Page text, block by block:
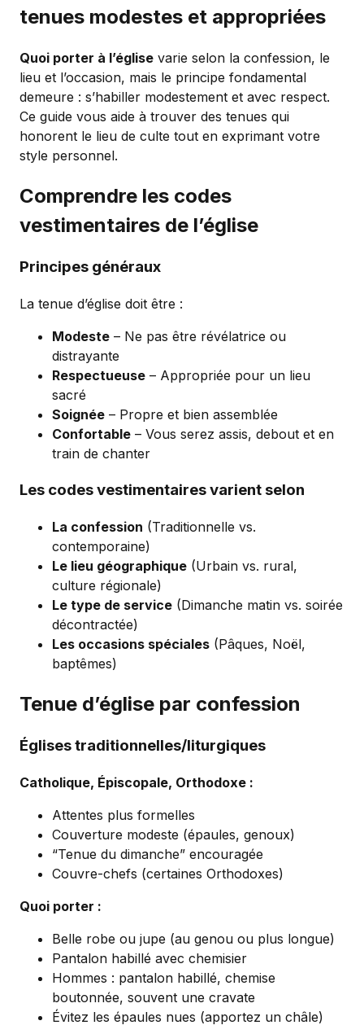
tenues modestes et appropriées
Quoi porter à l’église varie selon la confession, le
lieu et l’occasion, mais le principe fondamental
demeure : s’habiller modestement et avec respect.
Ce guide vous aide à trouver des tenues qui
honorent le lieu de culte tout en exprimant votre
style personnel.
Comprendre les codes
vestimentaires de l’église
Principes généraux
La tenue d’église doit être :
Modeste – Ne pas être révélatrice ou
distrayante
Respectueuse – Appropriée pour un lieu
sacré
Soignée – Propre et bien assemblée
Confortable – Vous serez assis, debout et en
train de chanter
Les codes vestimentaires varient selon
La confession (Traditionnelle vs.
contemporaine)
Le lieu géographique (Urbain vs. rural,
culture régionale)
Le type de service (Dimanche matin vs. soirée
décontractée)
Les occasions spéciales (Pâques, Noël,
baptêmes)
Tenue d’église par confession
Églises traditionnelles/liturgiques
Catholique, Épiscopale, Orthodoxe :
Attentes plus formelles
Couverture modeste (épaules, genoux)
“Tenue du dimanche” encouragée
Couvre-chefs (certaines Orthodoxes)
Quoi porter :
Belle robe ou jupe (au genou ou plus longue)
Pantalon habillé avec chemisier
Hommes : pantalon habillé, chemise
boutonnée, souvent une cravate
Évitez les épaules nues (apportez un châle)